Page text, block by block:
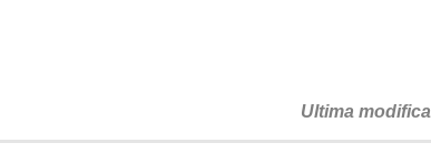
Ultima modifica